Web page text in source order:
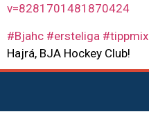
v=8281701481870424
#Bjahc #ersteliga #tippmix
Hajrá, BJA Hockey Club!